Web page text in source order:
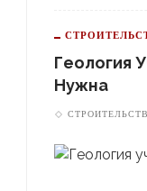
Геология
Нужна